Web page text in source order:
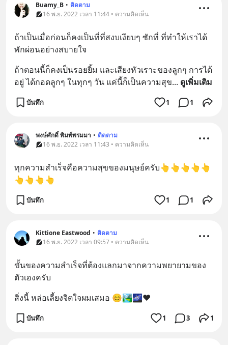
Buamy_B • ติดตาม
16 พ.ย. 2022 เวลา 11:44 • ความคิดเห็น
ถ้าเป็นเมื่อก่อนก็คงเป็นที่ที่สงบเงียบๆ ซักที่ ที่ทำให้เราได้
พักผ่อนอย่างสบายใจ
ถ้าตอนนี้ก็คงเป็นรอยยิ้ม และเสียงหัวเราะของลูกๆ การได้
อยู่ ได้กอดลูกๆ ในทุกๆ วัน แค่นี้ก็เป็นความสุข... ดูเพิ่มเติม
บันทึก 1 1
พงษ์ศักดิ์ พิมพ์พรมมา • ติดตาม
16 พ.ย. 2022 เวลา 11:43 • ความคิดเห็น
ทุกความสำเร็จคือความสุขของมนุษย์ครับ👆👆👆👆👆
👆👆👆👆
บันทึก 1 1
Kittione Eastwood • ติดตาม
16 พ.ย. 2022 เวลา 09:57 • ความคิดเห็น
ขั้นของความสำเร็จที่ต้องแลกมาจากความพยายามของ
ตัวเองครับ
สิ่งนี้ หล่อเลี้ยงจิตใจผมเสมอ 😊🏞️🌌♥️
บันทึก 1 3 1